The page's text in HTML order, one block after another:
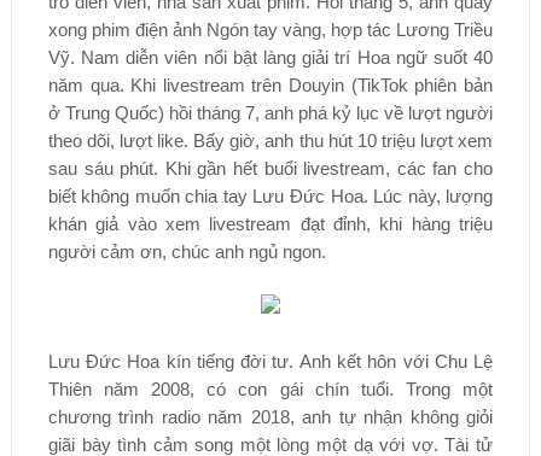
xong phim điện ảnh Ngón tay vàng, hợp tác Lương Triều
Vỹ. Nam diễn viên nổi bật làng giải trí Hoa ngữ suốt 40
năm qua. Khi livestream trên Douyin (TikTok phiên bản
ở Trung Quốc) hồi tháng 7, anh phá kỷ lục về lượt người
theo dõi, lượt like. Bấy giờ, anh thu hút 10 triệu lượt xem
sau sáu phút. Khi gần hết buổi livestream, các fan cho
biết không muốn chia tay Lưu Đức Hoa. Lúc này, lượng
khán giả vào xem livestream đạt đỉnh, khi hàng triệu
người cảm ơn, chúc anh ngủ ngon.
Lưu Đức Hoa kín tiếng đời tư. Anh kết hôn với Chu Lệ
Thiên năm 2008, có con gái chín tuổi. Trong một
chương trình radio năm 2018, anh tự nhận không giỏi
giãi bày tình cảm song một lòng một dạ với vợ. Tài tử